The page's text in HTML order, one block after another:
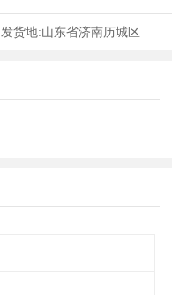
发货地:山东省济南历城区